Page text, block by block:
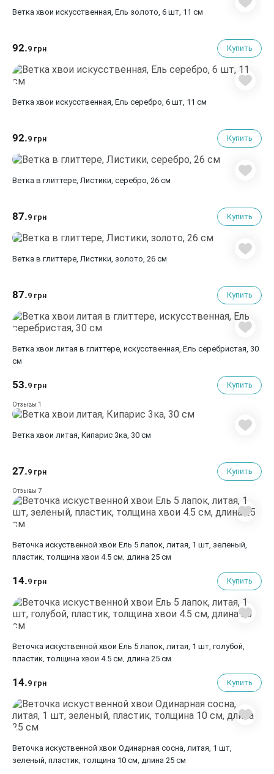
Ветка хвои искусcтвенная, Ель золото, 6 шт, 11 см
92.9 грн Купить
Ветка хвои искуcственная, Ель серебро, 6 шт, 11 см
92.9 грн Купить
Ветка в глиттере, Листики, серебро, 26 см
87.9 грн Купить
Ветка в глиттере, Листики, золото, 26 см
87.9 грн Купить
Ветка хвои литая в глиттере, искусственная, Ель серебристая, 30
см
53.9 грн Купить
Отзывы 1
Ветка хвои литая, Кипарис 3ка, 30 см
27.9 грн Купить
Отзывы 7
Веточка искуственной хвои Ель 5 лапок, литая, 1 шт, зеленый,
пластик, толщина хвои 4.5 см, длина 25 см
14.9 грн Купить
Веточка искуственной хвои Ель 5 лапок, литая, 1 шт, голубой,
пластик, толщина хвои 4.5 см, длина 25 см
14.9 грн Купить
Веточка искуственной хвои Одинарная сосна, литая, 1 шт,
зеленый, пластик, толщина 10 см, длина 25 см